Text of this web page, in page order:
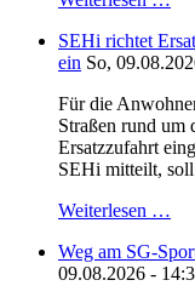
SEHi richtet
ein So,
Für die
Straßen rund um
Ersatzzufahrt
SEHi mitteilt, soll
Weiterlesen …
Weg am SG-
09.08.2026 -